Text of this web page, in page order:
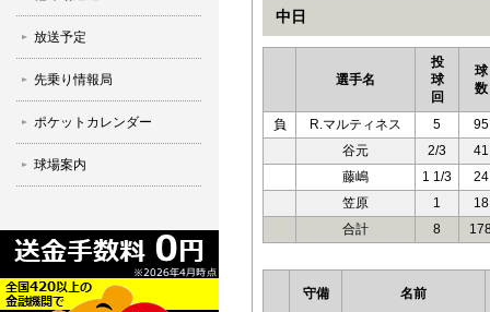
放送予定
先乗り情報局
ポケットカレンダー
球場案内
中日
選手名
投
球
回
球
数
負 R.マルティネス 5
95
谷元
2/3
41
藤嶋
1 1/3
24
笠原
1
18
合計
8
守備 名前